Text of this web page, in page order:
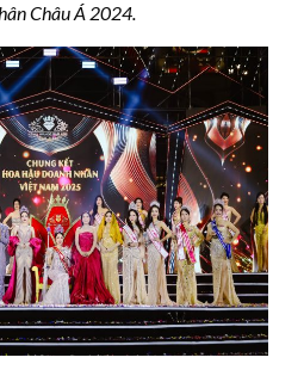
Châu Á 2024.